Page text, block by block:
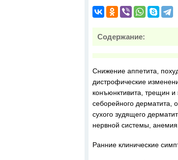
Содержание:
Снижение аппетита,
дистрофические
конъюнктивита, трещин и
себорейного дерматита,
сухого зудящего
нервной системы,
Ранние клинические